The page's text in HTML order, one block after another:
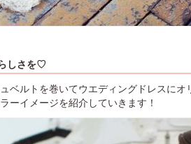
しさを♡
ベルトを巻いてウエディングドレスに
ーイメージを紹介していきます！